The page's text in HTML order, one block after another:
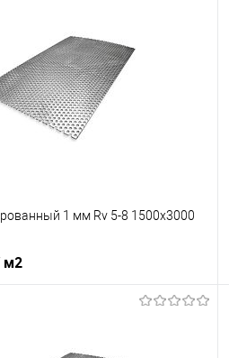
1 мм Rv 5-8 1500х3000
м2